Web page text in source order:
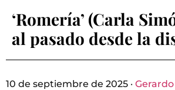
‘Romería’ (Carla
al pasado desde la
10 de septiembre de 2025 ·